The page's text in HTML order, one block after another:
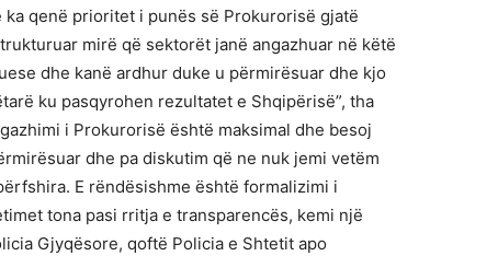
qenë prioritet i punës së Prokurorisë gjatë
mirë që sektorët janë angazhuar në këtë
dhe kanë ardhur duke u përmirësuar dhe kjo
ku pasqyrohen rezultatet e Shqipërisë”, tha
i Prokurorisë është maksimal dhe besoj
dhe pa diskutim që ne nuk jemi vetëm
E rëndësishme është formalizimi i
tona pasi rritja e transparencës, kemi një
Gjyqësore, qoftë Policia e Shtetit apo